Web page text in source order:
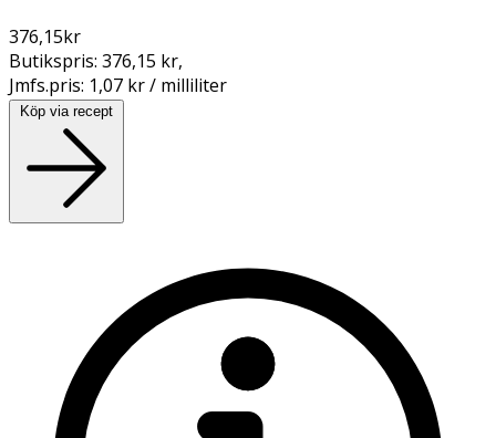
376,15kr
Butikspris: 376,15 kr,
Jmfs.pris: 1,07 kr / milliliter
Köp via recept